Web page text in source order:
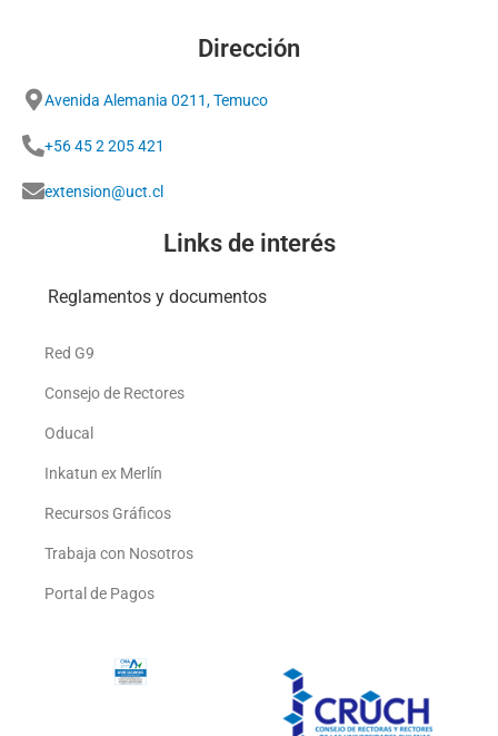
Dirección
Avenida Alemania 0211, Temuco
+56 45 2 205 421
extension@uct.cl
Links de interés
Reglamentos y documentos
Red G9
Consejo de Rectores
Oducal
Inkatun ex Merlín
Recursos Gráficos
Trabaja con Nosotros
Portal de Pagos